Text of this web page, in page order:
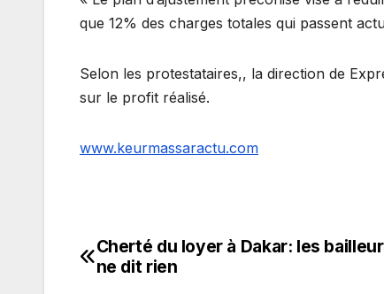
que 12% des charges totales qui passent
Selon les protestataires,, la direction de
sur le profit réalisé.
www.keurmassaractu.com
Navigation
Cherté du loyer à Dakar: les
ne dit rien